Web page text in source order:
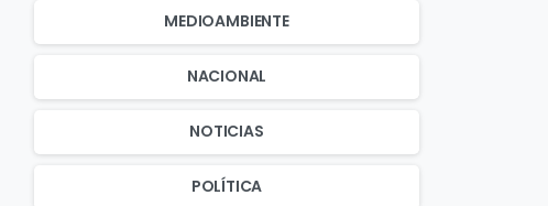
MEDIOAMBIENTE
NACIONAL
NOTICIAS
POLÍTICA